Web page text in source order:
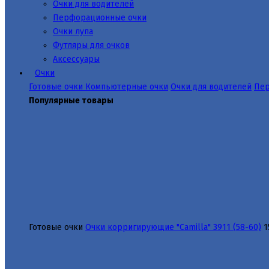
Очки для водителей
Перфорационные очки
Очки лупа
Футляры для очков
Аксессуары
Очки
Готовые очки Компьютерные очки Очки для водителей
Популярные товары
Готовые очки Очки корригирующие "Camilla" 3911 (58-60)